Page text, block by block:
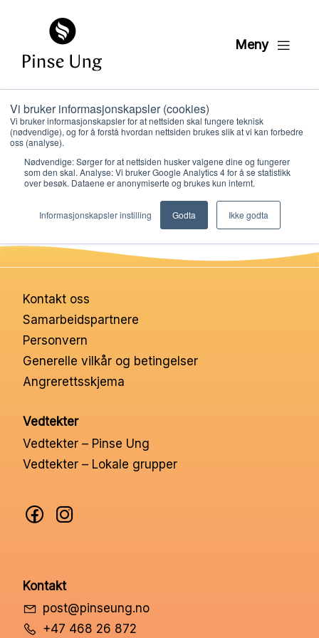
Vi bruker informasjonskapsler (cookies)
Vi bruker informasjonskapsler for at nettsiden skal fungere teknisk
(nødvendige), og for å forstå hvordan nettsiden brukes slik at vi kan forbedre
oss (analyse).
Nødvendige: Sørger for at nettsiden husker valgene dine og fungerer
som den skal. Analyse: Vi bruker Google Analytics 4 for å se statistikk
over besøk. Dataene er anonymiserte og brukes kun internt.
Informasjonskapsler instilling Godta Ikke godta
Meny
Tentro insta post 6
PER KRISTIAN LØVE
PUBLISERT26. JANUAR 2021
Kontakt oss
Samarbeidspartnere
Personvern
Generelle vilkår og betingelser
Angrerettsskjema
Vedtekter
Vedtekter – Pinse Ung
Vedtekter – Lokale grupper
Kontakt
post@pinseung.no
+47 468 26 872
Hva vi gjør
Ressurser
Nettbutikk
Kontakt oss
Medlemssystem
Min konto